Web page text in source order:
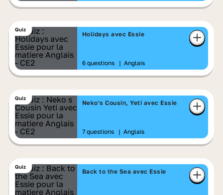
Quiz
Holidays avec Essie
6 questions | Anglais
Quiz
Neko's Cousin, Yeti avec Essie
7 questions | Anglais
Quiz
Back to the Sea avec Essie